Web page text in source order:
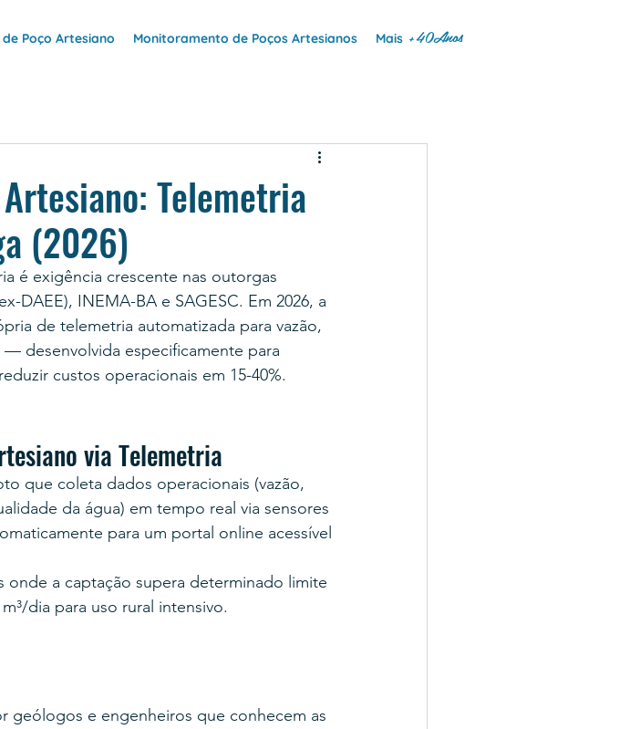
Poço Artesiano Monitoramento de Poços Artesianos Mais +40Anos
Telemetria
(2026)
é exigência crescente nas outorgas
DAEE), INEMA-BA e SAGESC. Em 2026, a
de telemetria automatizada para vazão,
desenvolvida especificamente para
custos operacionais em 15-40%.
via Telemetria
que coleta dados operacionais (vazão,
da água) em tempo real via sensores
para um portal online acessível
a captação supera determinado limite
dia para uso rural intensivo.
geólogos e engenheiros que conhecem as